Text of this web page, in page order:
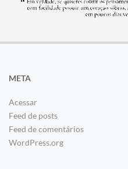
META
Acessar
Feed de posts
Feed de comentários
WordPress.org